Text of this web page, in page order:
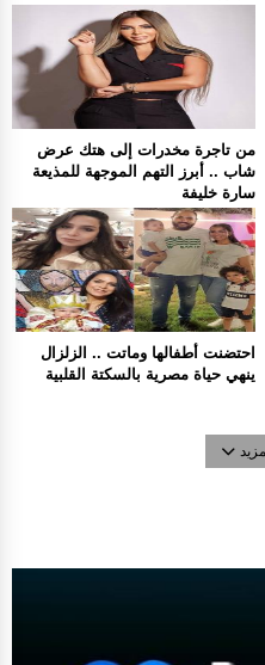
من تاجرة مخدرات إلى هتك عرض
شاب .. أبرز التهم الموجهة للمذيعة
سارة خليفة
احتضنت أطفالها وماتت .. الزلزال
ينهي حياة مصرية بالسكتة القلبية